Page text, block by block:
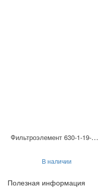
Фильтроэлемент 630-1-19-М-14
В наличии
Полезная информация